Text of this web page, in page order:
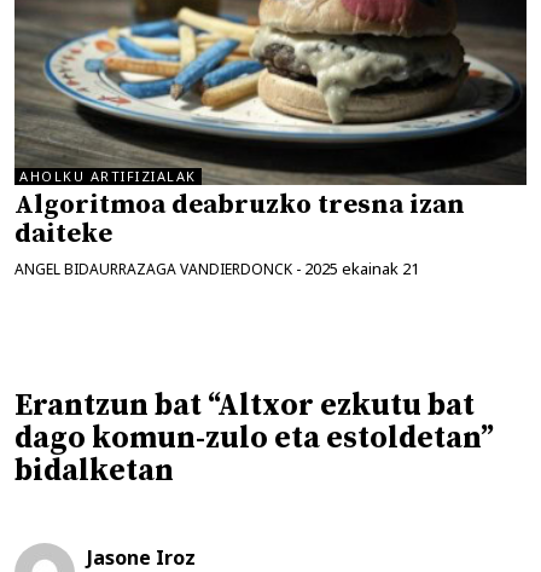
AHOLKU ARTIFIZIALAK
Algoritmoa deabruzko tresna izan
daiteke
ANGEL BIDAURRAZAGA VANDIERDONCK - 2025 ekainak 21
Erantzun bat “Altxor ezkutu bat
dago komun-zulo eta estoldetan”
bidalketan
Jasone Iroz